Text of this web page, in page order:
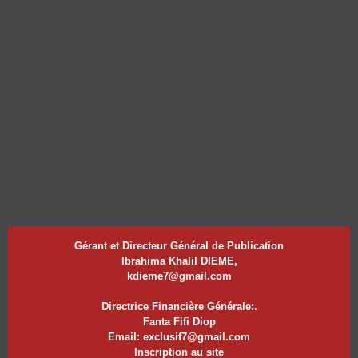
Gérant et Directeur Général de Publication
Ibrahima Khalil DIEME,
kdieme7@gmail.com
Directrice Financière Générale:.
Fanta Fifi Diop
Email: exclusif7@gmail.com
Inscription au site